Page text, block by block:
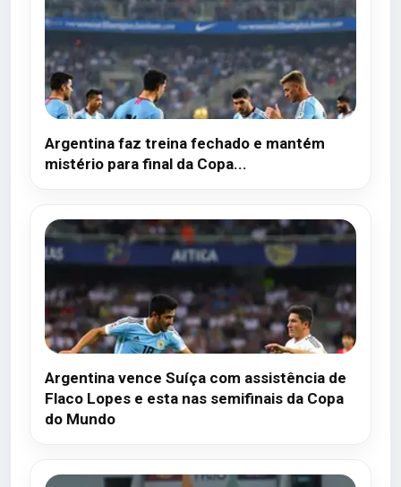
Argentina faz treina fechado e mantém
mistério para final da Copa...
Argentina vence Suíça com assistência de
Flaco Lopes e esta nas semifinais da Copa
do Mundo